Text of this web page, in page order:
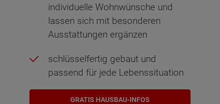
individuelle Wohnwünsche und
lassen sich mit besonderen
Ausstattungen ergänzen
schlüsselfertig gebaut und
passend für jede Lebenssituation
GRATIS HAUSBAU-INFOS